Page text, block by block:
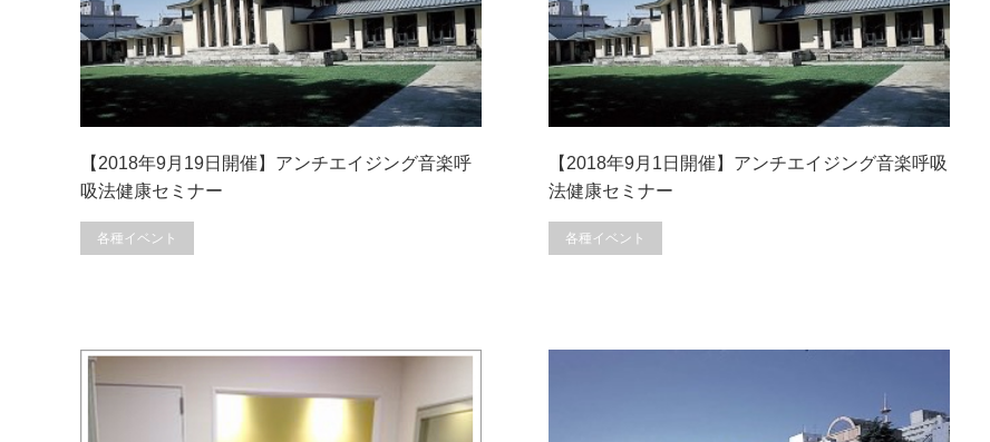
【2018年9月19日開催】アンチエイジング音楽呼
吸法健康セミナー
各種イベント
【2018年9月1日開催】アンチエイジング音楽呼吸
法健康セミナー
各種イベント